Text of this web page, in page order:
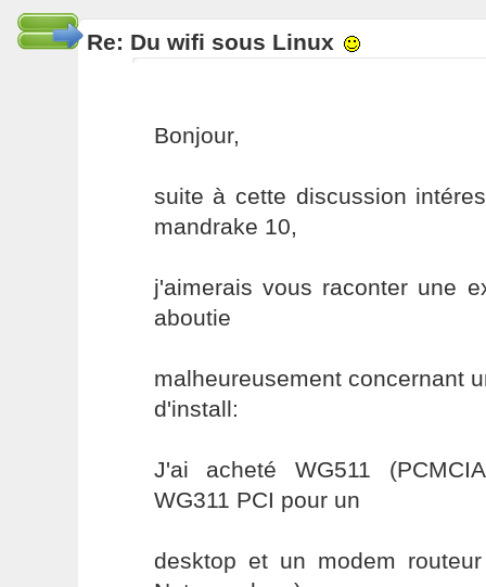
Re: Du wifi sous Linux
Bonjour,
suite à cette discussion
mandrake 10,
j'aimerais vous raconter une
aboutie
malheureusement concernant
d'install:
J'ai acheté WG511
WG311 PCI pour un
desktop et un modem